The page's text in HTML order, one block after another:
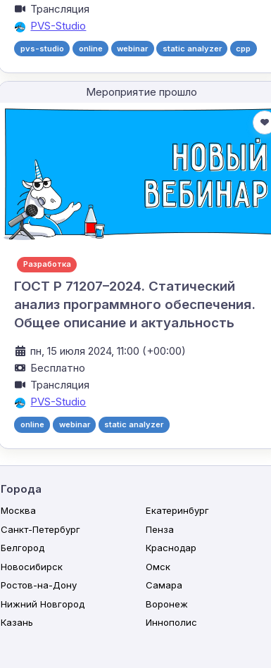
Трансляция
PVS-Studio
pvs-studio online webinar static analyzer cpp
Мероприятие прошло
Разработка
ГОСТ Р 71207–2024. Статический
анализ программного обеспечения.
Общее описание и актуальность
пн, 15 июля 2024, 11:00 (+00:00)
Бесплатно
Трансляция
PVS-Studio
online webinar static analyzer
Города
Москва
Санкт-Петербург
Белгород
Новосибирск
Ростов-на-Дону
Нижний Новгород
Казань
Екатеринбург
Пенза
Краснодар
Омск
Самара
Воронеж
Иннополис